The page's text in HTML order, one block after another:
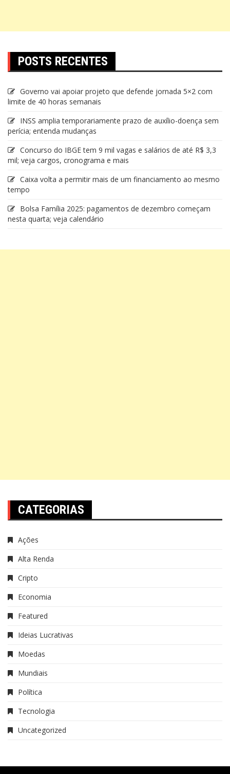
POSTS RECENTES
Governo vai apoiar projeto que defende jornada 5×2 com
limite de 40 horas semanais
INSS amplia temporariamente prazo de auxílio-doença sem
perícia; entenda mudanças
Concurso do IBGE tem 9 mil vagas e salários de até R$ 3,3
mil; veja cargos, cronograma e mais
Caixa volta a permitir mais de um financiamento ao mesmo
tempo
Bolsa Família 2025: pagamentos de dezembro começam
nesta quarta; veja calendário
CATEGORIAS
Ações
Alta Renda
Cripto
Economia
Featured
Ideias Lucrativas
Moedas
Mundiais
Política
Tecnologia
Uncategorized